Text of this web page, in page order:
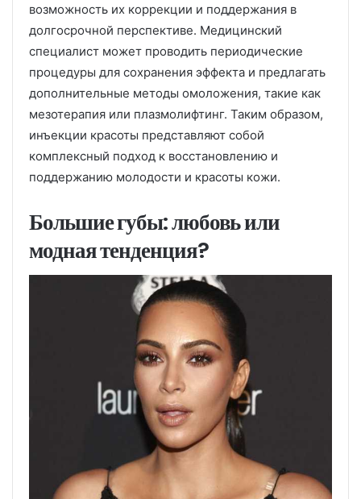
возможность их коррекции и поддержания в
долгосрочной перспективе. Медицинский
специалист может проводить периодические
процедуры для сохранения эффекта и предлагать
дополнительные методы омоложения, такие как
мезотерапия или плазмолифтинг. Таким образом,
инъекции красоты представляют собой
комплексный подход к восстановлению и
поддержанию молодости и красоты кожи.
Большие губы: любовь или
модная тенденция?